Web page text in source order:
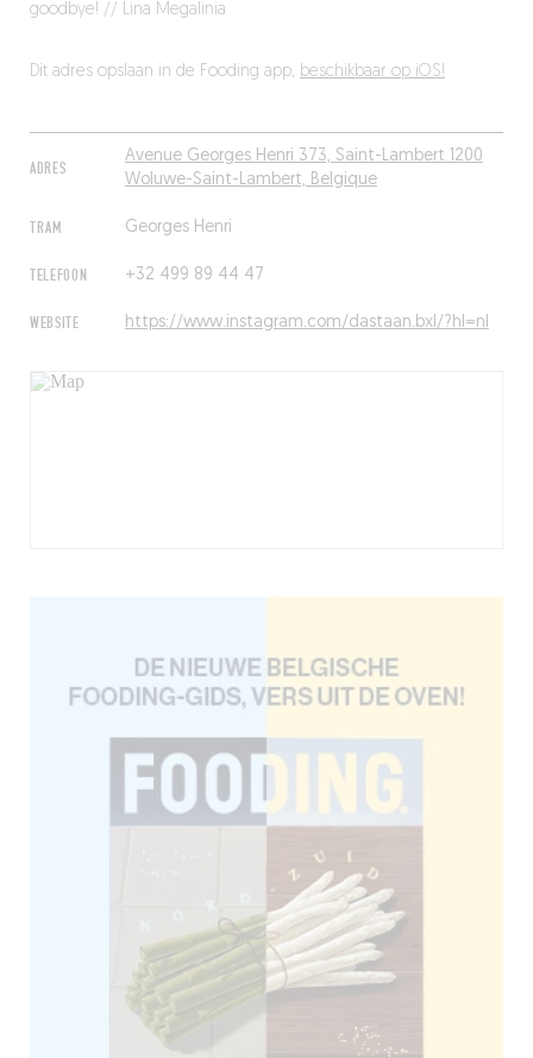
ADRES
Avenue Georges Henri 373, Saint-Lambert 1200
Woluwe-Saint-Lambert, Belgique
TRAM Georges Henri
TELEFOON +32 499 89 44 47
WEBSITE https://www.instagram.com/dastaan.bxl/?hl=nl
goodbye! // Lina Megalinia
Dit adres opslaan in de Fooding app, beschikbaar op iOS!